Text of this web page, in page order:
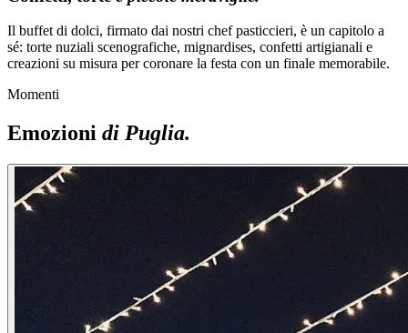
Il buffet di dolci, firmato dai nostri chef pasticcieri, è un capitolo a
sé: torte nuziali scenografiche, mignardises, confetti artigianali e
creazioni su misura per coronare la festa con un finale memorabile.
Momenti
Emozioni di Puglia.